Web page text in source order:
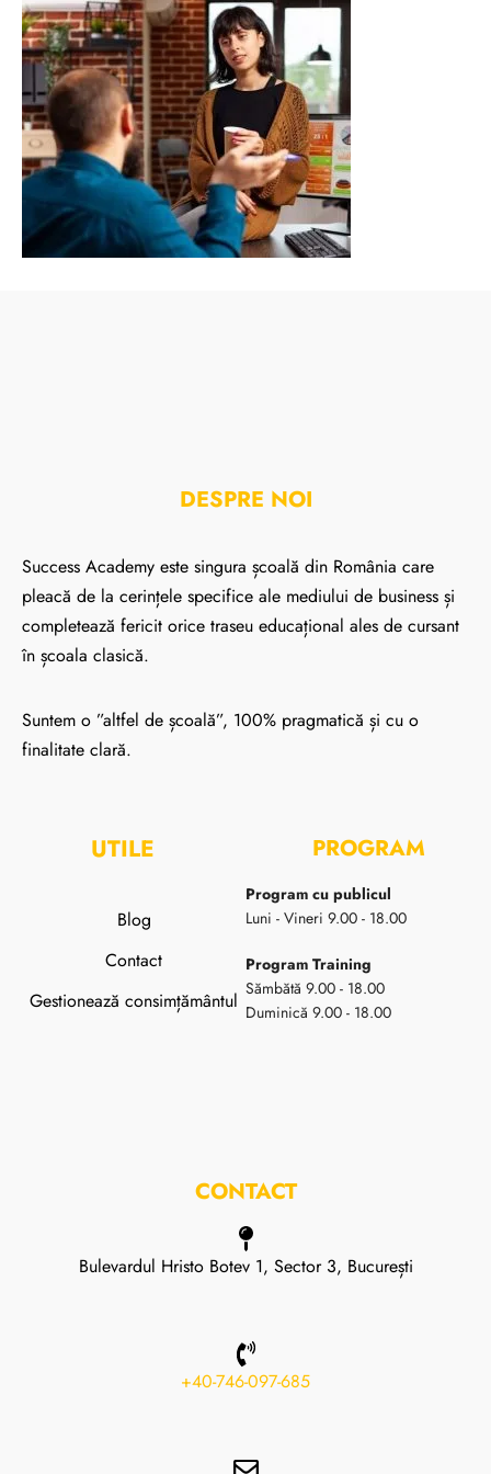
DESPRE NOI
Success Academy este singura școală din România care
pleacă de la cerințele specifice ale mediului de business și
completează fericit orice traseu educațional ales de cursant
în școala clasică.
Suntem o ”altfel de școală”, 100% pragmatică și cu o
finalitate clară.
UTILE
Blog
Contact
Gestionează consimțământul
PROGRAM
Program cu publicul
Luni - Vineri 9.00 - 18.00
Program Training
Sămbătă 9.00 - 18.00
Duminică 9.00 - 18.00
CONTACT
Bulevardul Hristo Botev 1, Sector 3, București
+40-746-097-685